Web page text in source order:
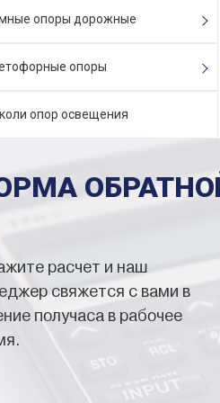
опоры дорожные
опоры
опор освещения
расчет и наш
свяжется с вами в
получаса в рабочее